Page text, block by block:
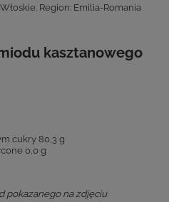
Region: Emilia-Romania
kasztanowego
cukry 80,3 g
0,0 g
pokazanego na zdjęciu